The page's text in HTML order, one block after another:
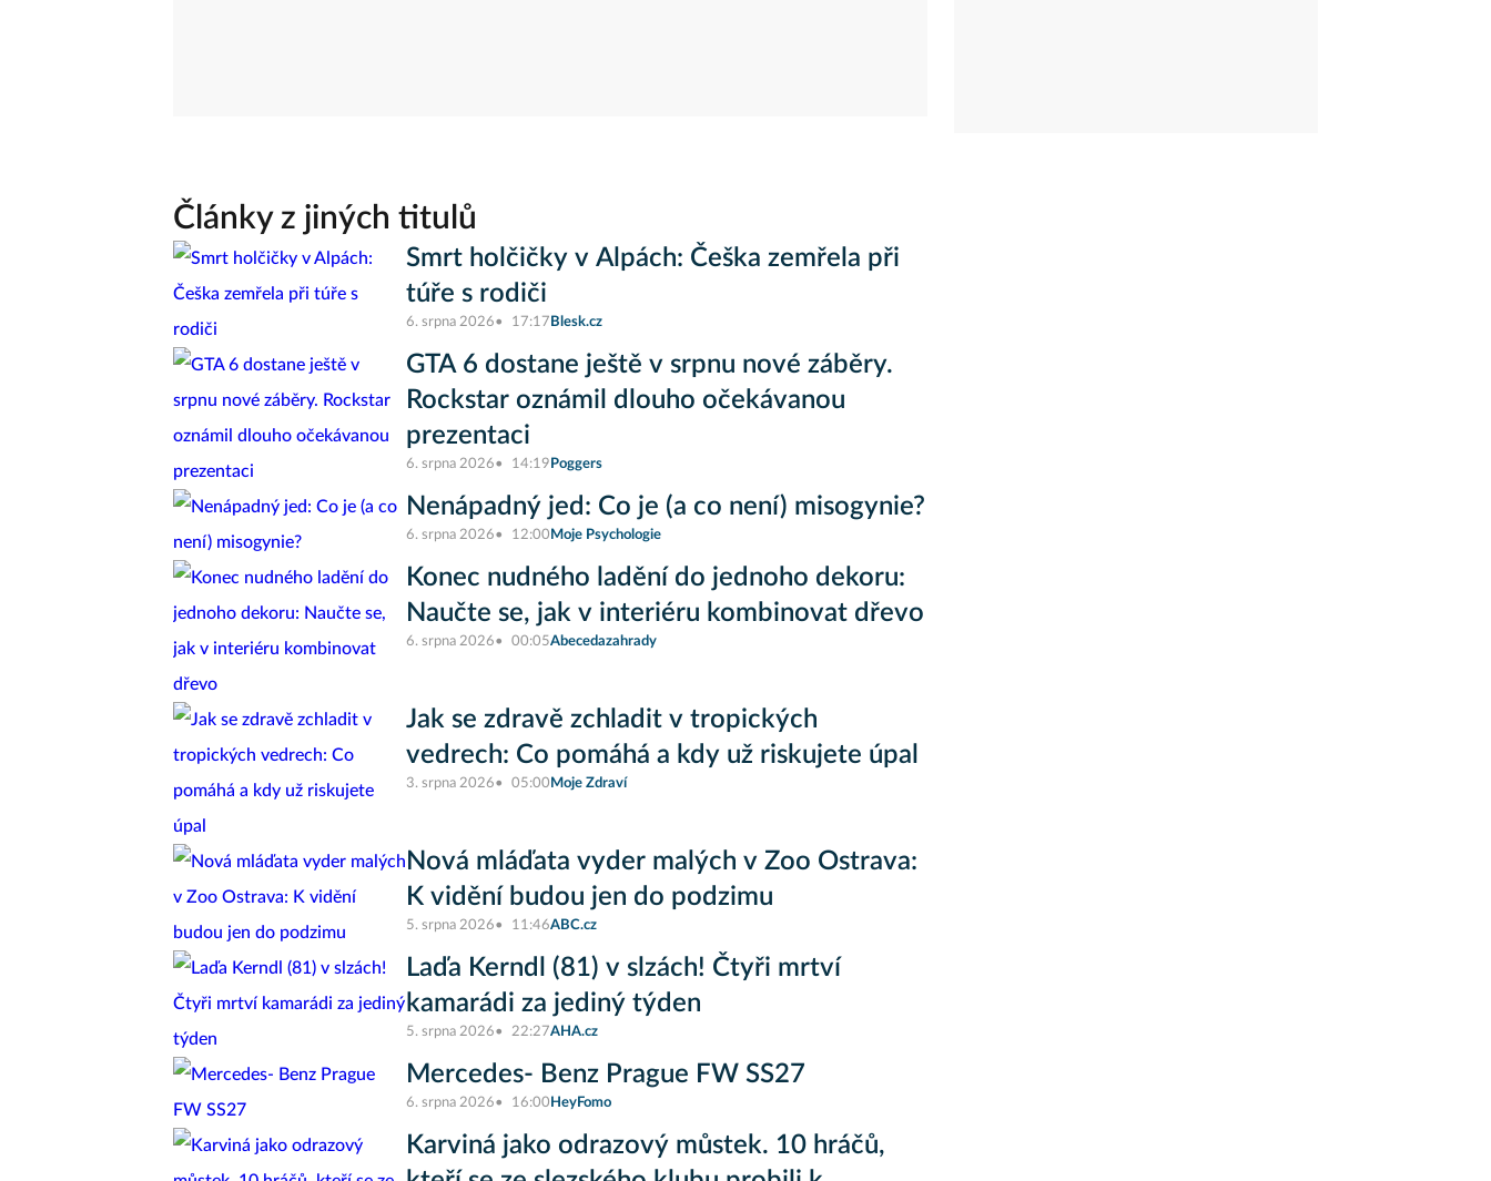
Články z jiných titulů
Smrt holčičky v Alpách: Češka zemřela při
túře s rodiči
6. srpna 2026 17:17 Blesk.cz
GTA 6 dostane ještě v srpnu nové záběry.
Rockstar oznámil dlouho očekávanou
prezentaci
6. srpna 2026 14:19 Poggers
Nenápadný jed: Co je (a co není) misogynie?
6. srpna 2026 12:00 Moje Psychologie
Konec nudného ladění do jednoho dekoru:
Naučte se, jak v interiéru kombinovat dřevo
6. srpna 2026 00:05Abecedazahrady
Jak se zdravě zchladit v tropických
vedrech: Co pomáhá a kdy už riskujete úpal
3. srpna 2026 05:00 Moje Zdraví
Nová mláďata vyder malých v Zoo Ostrava:
K vidění budou jen do podzimu
5. srpna 2026 11:46ABC.cz
Laďa Kerndl (81) v slzách! Čtyři mrtví
kamarádi za jediný týden
5. srpna 2026 22:27AHA.cz
Mercedes- Benz Prague FW SS27
6. srpna 2026 16:00 HeyFomo
Karviná jako odrazový můstek. 10 hráčů,